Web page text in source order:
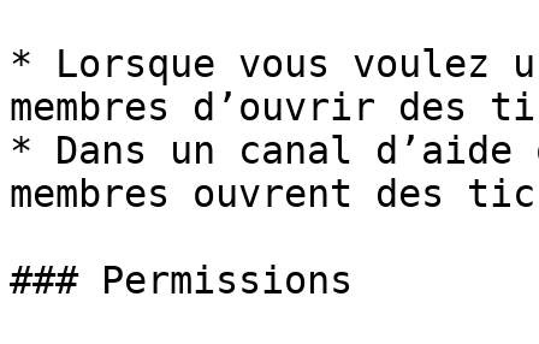
* Lorsque vous voulez
membres d’ouvrir des
* Dans un canal
membres ouvrent des
### Permissions